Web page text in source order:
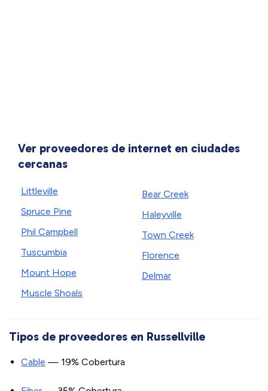
Ver proveedores de internet en ciudades
cercanas
Littleville
Spruce Pine
Phil Campbell
Tuscumbia
Mount Hope
Muscle Shoals
Bear Creek
Haleyville
Town Creek
Florence
Delmar
Tipos de proveedores en Russellville
Cable — 19% Cobertura